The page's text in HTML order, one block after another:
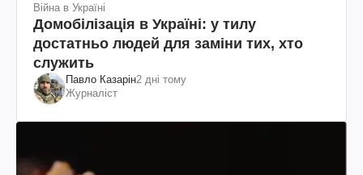
Війна в Україні
Домобілізація в Україні: у тилу
достатньо людей для заміни тих, хто
служить
Павло Казарін2 дні тому
Журналіст